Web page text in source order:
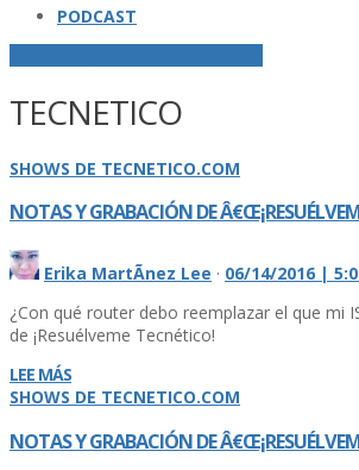
PODCAST
TECNETICO
SHOWS DE TECNETICO.COM
NOTAS Y GRABACIÓN DE
Erika MartÃ­nez Lee · 06/14/2016 |
¿Con qué router debo reemplazar el que mi
de ¡Resuélveme Tecnético!
LEE MÁS
SHOWS DE TECNETICO.COM
NOTAS Y GRABACIÓN DE